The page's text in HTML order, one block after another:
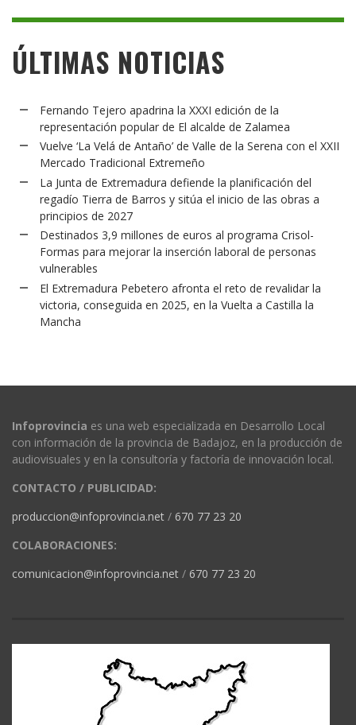
ÚLTIMAS NOTICIAS
Fernando Tejero apadrina la XXXI edición de la
representación popular de El alcalde de Zalamea
Vuelve ‘La Velá de Antaño’ de Valle de la Serena con el XXII
Mercado Tradicional Extremeño
La Junta de Extremadura defiende la planificación del
regadío Tierra de Barros y sitúa el inicio de las obras a
principios de 2027
Destinados 3,9 millones de euros al programa Crisol-
Formas para mejorar la inserción laboral de personas
vulnerables
El Extremadura Pebetero afronta el reto de revalidar la
victoria, conseguida en 2025, en la Vuelta a Castilla la
Mancha
Infoprovincia es una web especializada en Desarrollo Local
con información de la provincia de Badajoz, en la producción de
audiovisuales y en la consultoría y factoría de innovación local.
CONTACTO / PUBLICIDAD:
produccion@infoprovincia.net / 670 77 23 20
COLABORACIONES:
comunicacion@infoprovincia.net / 670 77 23 20